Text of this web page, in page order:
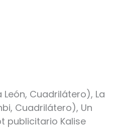
Cuadrilátero), La
Cuadrilátero), Un
publicitario Kalise